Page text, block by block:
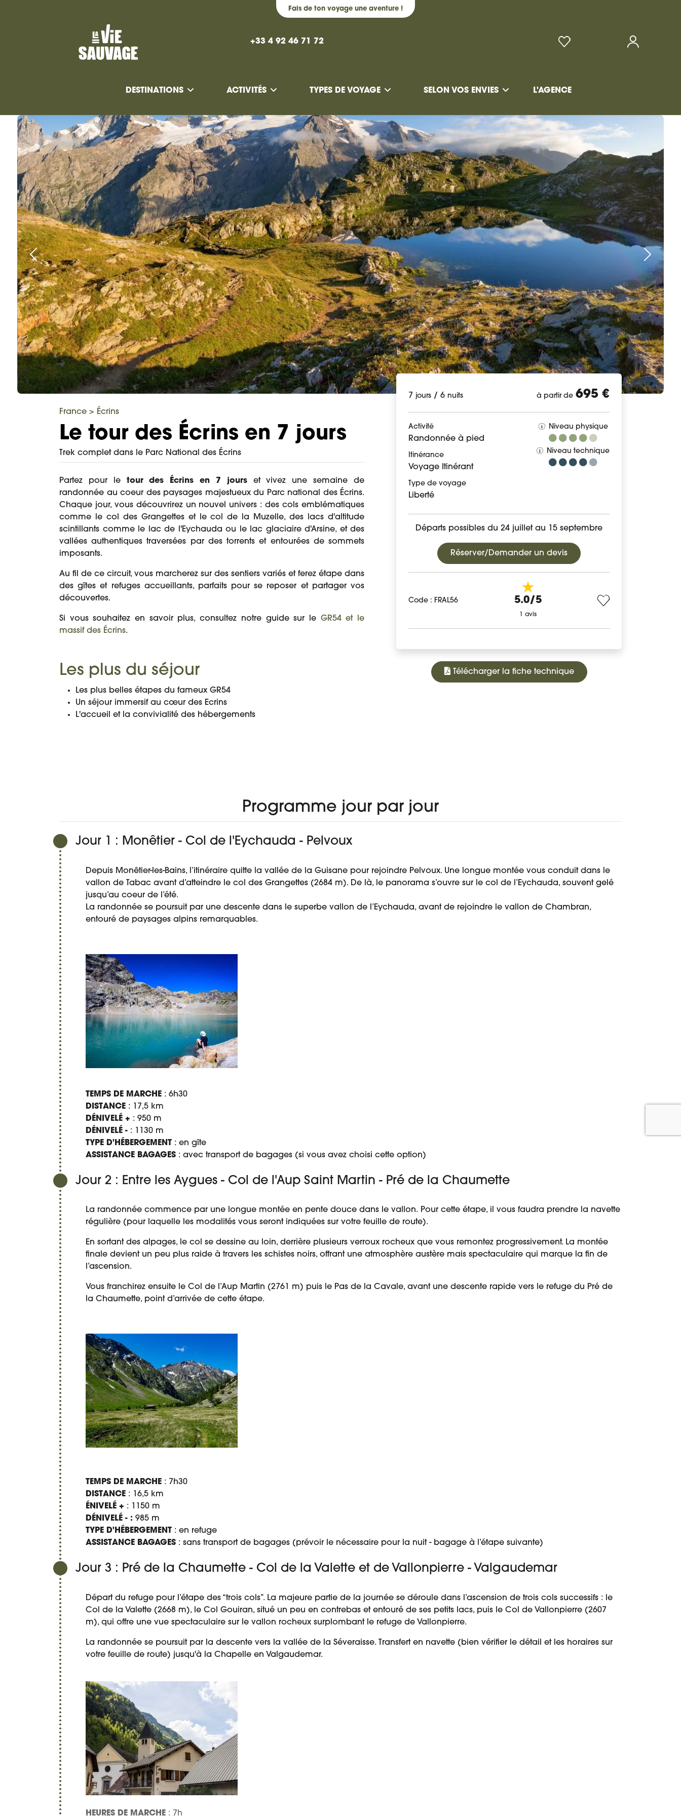
Fais de ton voyage une aventure !
DESTINATIONS ACTIVITÉS TYPES DE VOYAGE SELON VOS ENVIES L'AGENCE
+33 4 92 46 71 72
France > Écrins
Le tour des Écrins en 7 jours
Trek complet dans le Parc National des Écrins
Partez pour le tour des Écrins en 7 jourset vivez une semaine de
randonnée au coeur des paysages majestueux du Parc national des Écrins.
Chaque jour, vous découvrirez un nouvel univers : des cols emblématiques
comme le col des Grangettes et le col de la Muzelle, des lacs d'altitude
scintillants comme le lac de l'Eychauda ou le lac glaciaire d'Arsine, et des
vallées authentiques traversées par des torrents et entourées de sommets
imposants.
Au fil de ce circuit, vous marcherez sur des sentiers variés et ferez étape dans
des gîtes et refuges accueillants, parfaits pour se reposer et partager vos
découvertes.
Si vous souhaitez en savoir plus, consultez notre guide sur le GR54 et le
massif des Écrins.
Les plus du séjour
Les plus belles étapes du fameux GR54
Un séjour immersif au cœur des Ecrins
L'accueil et la convivialité des hébergements
7 jours / 6 nuits à partir de 695 €
Activité
Randonnée à pied
Itinérance
Voyage Itinérant
Type de voyage
Liberté
Niveau physique
Niveau technique
Départs possibles du 24 juillet au 15 septembre
Réserver/Demander un devis
Code : FRAL56 5.0/5
1 avis
Télécharger la fiche technique
Programme jour par jour
Jour 1 : Monêtier - Col de l'Eychauda - Pelvoux
Depuis Monêtier-les-Bains, l’itinéraire quitte la vallée de la Guisane pour rejoindre Pelvoux. Une longue montée vous conduit dans le
vallon de Tabac avant d’atteindre le col des Grangettes (2684 m). De là, le panorama s’ouvre sur le col de l’Eychauda, souvent gelé
jusqu’au coeur de l’été.
La randonnée se poursuit par une descente dans le superbe vallon de l’Eychauda, avant de rejoindre le vallon de Chambran,
entouré de paysages alpins remarquables.
TEMPS DE MARCHE : 6h30
DISTANCE : 17,5 km
DÉNIVELÉ + : 950 m
DÉNIVELÉ - : 1130 m
TYPE D'HÉBERGEMENT : en gîte
ASSISTANCE BAGAGES : avec transport de bagages (si vous avez choisi cette option)
Jour 2 : Entre les Aygues - Col de l'Aup Saint Martin - Pré de la Chaumette
La randonnée commence par une longue montée en pente douce dans le vallon. Pour cette étape, il vous faudra prendre la navette
régulière (pour laquelle les modalités vous seront indiquées sur votre feuille de route).
En sortant des alpages, le col se dessine au loin, derrière plusieurs verroux rocheux que vous remontez progressivement. La montée
finale devient un peu plus raide à travers les schistes noirs, offrant une atmosphère austère mais spectaculaire qui marque la fin de
l’ascension.
Vous franchirez ensuite le Col de l’Aup Martin (2761 m) puis le Pas de la Cavale, avant une descente rapide vers le refuge du Pré de
la Chaumette, point d’arrivée de cette étape.
TEMPS DE MARCHE : 7h30
DISTANCE : 16,5 km
ÉNIVELÉ + : 1150 m
DÉNIVELÉ - : 985 m
TYPE D'HÉBERGEMENT : en refuge
ASSISTANCE BAGAGES : sans transport de bagages (prévoir le nécessaire pour la nuit - bagage à l’étape suivante)
Jour 3 : Pré de la Chaumette - Col de la Valette et de Vallonpierre - Valgaudemar
Départ du refuge pour l’étape des “trois cols”. La majeure partie de la journée se déroule dans l’ascension de trois cols successifs : le
Col de la Valette (2668 m), le Col Gouiran, situé un peu en contrebas et entouré de ses petits lacs, puis le Col de Vallonpierre (2607
m), qui offre une vue spectaculaire sur le vallon rocheux surplombant le refuge de Vallonpierre.
La randonnée se poursuit par la descente vers la vallée de la Séveraisse. Transfert en navette (bien vérifier le détail et les horaires sur
votre feuille de route) jusqu'à la Chapelle en Valgaudemar.
HEURES DE MARCHE : 7h